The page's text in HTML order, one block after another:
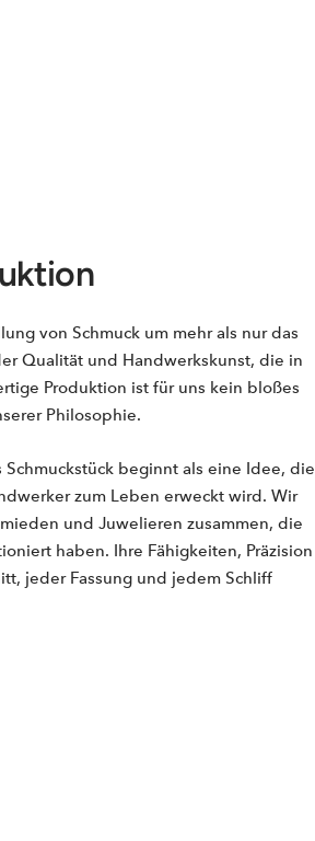
von Schmuck um mehr als nur das
Qualität und Handwerkskunst, die in
Produktion ist für uns kein bloßes
Philosophie.
Schmuckstück beginnt als eine Idee, die
zum Leben erweckt wird. Wir
und Juwelieren zusammen, die
haben. Ihre Fähigkeiten, Präzision
jeder Fassung und jedem Schliff